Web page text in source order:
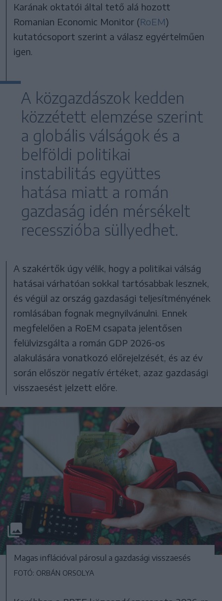
Karának oktatói által tető alá hozott
Romanian Economic Monitor (RoEM)
kutatócsoport szerint a válasz egyértelműen
igen.
A közgazdászok kedden
közzétett elemzése szerint
a globális válságok és a
belföldi politikai
instabilitás együttes
hatása miatt a román
gazdaság idén mérsékelt
recesszióba süllyedhet.
A szakértők úgy vélik, hogy a politikai válság
hatásai várhatóan sokkal tartósabbak lesznek,
és végül az ország gazdasági teljesítményének
romlásában fognak megnyilvánulni. Ennek
megfelelően a RoEM csapata jelentősen
felülvizsgálta a román GDP 2026-os
alakulására vonatkozó előrejelzését, és az év
során először negatív értéket, azaz gazdasági
visszaesést jelzett előre.
Magas inflációval párosul a gazdasági visszaesés
FOTÓ: ORBÁN ORSOLYA